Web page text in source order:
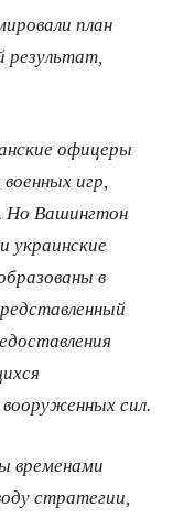
план
результат,
офицеры
игр,
Но Вашингтон
украинские
в
сил.
временами
стратегии,